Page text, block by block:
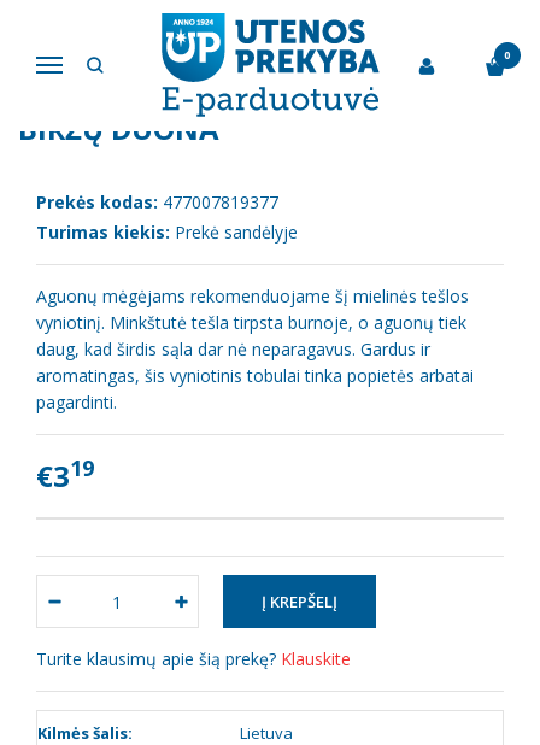
Navigacija
0
Konditerija Vyniotinis "Aguonėlė" 390g, Biržų duona
VYNIOTINIS "AGUONĖLĖ" 390G,
BIRŽŲ DUONA
Prekės kodas: 477007819377
Turimas kiekis: Prekė sandėlyje
Aguonų mėgėjams rekomenduojame šį mielinės tešlos
vyniotinį. Minkštutė tešla tirpsta burnoje, o aguonų tiek
daug, kad širdis sąla dar nė neparagavus. Gardus ir
aromatingas, šis vyniotinis tobulai tinka popietės arbatai
pagardinti.
€319
Turite klausimų apie šią prekę? Klauskite
Kilmės šalis: Lietuva